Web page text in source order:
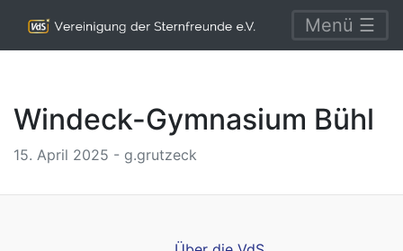
Menü ☰
Windeck-Gymnasium Bühl
15. April 2025 - g.grutzeck